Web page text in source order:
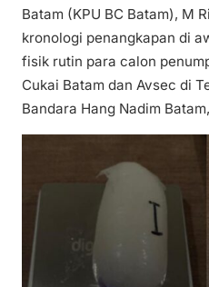
Batam (KPU BC Batam), M
kronologi penangkapan di
fisik rutin para calon
Cukai Batam dan Avsec di
Bandara Hang Nadim